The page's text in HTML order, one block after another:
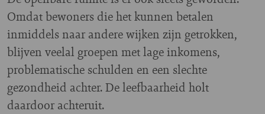
Omdat bewoners die het kunnen betalen
inmiddels naar andere wijken zijn getrokken,
blijven veelal groepen met lage inkomens,
problematische schulden en een slechte
gezondheid achter. De leefbaarheid holt
daardoor achteruit.